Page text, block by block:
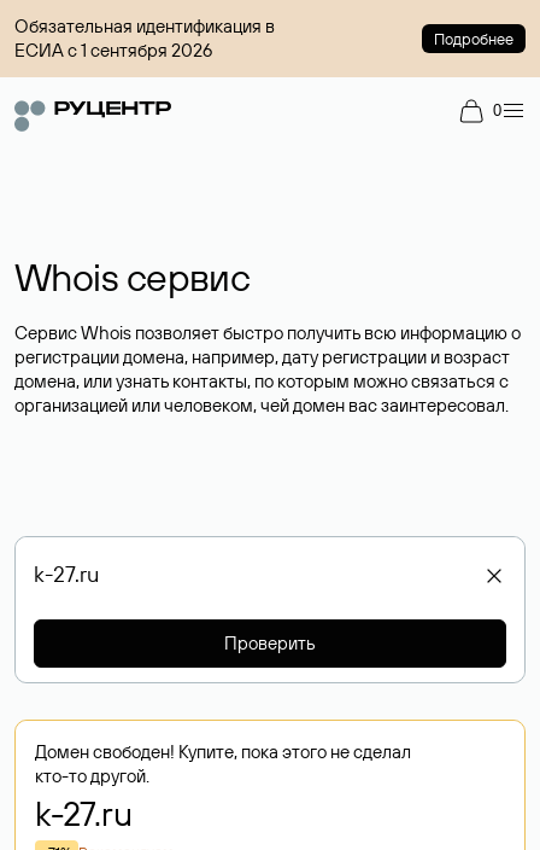
Обязательная идентификация в
ЕСИА с 1 сентября 2026
Подробнее
0
Whois сервис
Сервис Whois позволяет быстро получить всю информацию о
регистрации домена, например, дату регистрации и возраст
домена, или узнать контакты, по которым можно связаться с
организацией или человеком, чей домен вас заинтересовал.
Проверить
Домен свободен! Купите, пока этого не сделал
кто-то другой.
k-27.ru